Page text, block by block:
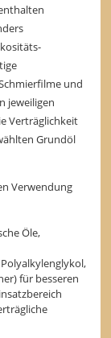
und
jeweiligen
Verträglichkeit
Grundöl
Verwendung
Öle,
für besseren